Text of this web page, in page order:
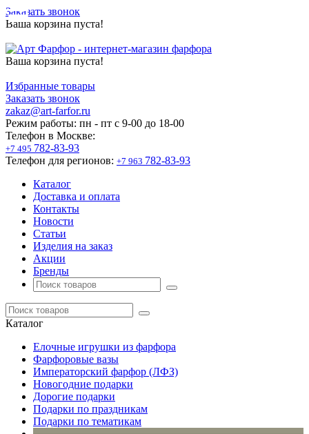
Заказать звонок
Ваша корзина пуста!
Ваша корзина пуста!
Избранные товары
Заказать звонок
zakaz@art-farfor.ru
Режим работы: пн - пт c 9-00 до 18-00
Телефон в Москве:
+7 495 782-83-93
Телефон для регионов: +7 963 782-83-93
Каталог
Доставка и оплата
Контакты
Новости
Статьи
Изделия на заказ
Акции
Бренды
Каталог
Елочные игрушки из фарфора
Фарфоровые вазы
Императорский фарфор (ЛФЗ)
Новогодние подарки
Дорогие подарки
Подарки по праздникам
Подарки по тематикам